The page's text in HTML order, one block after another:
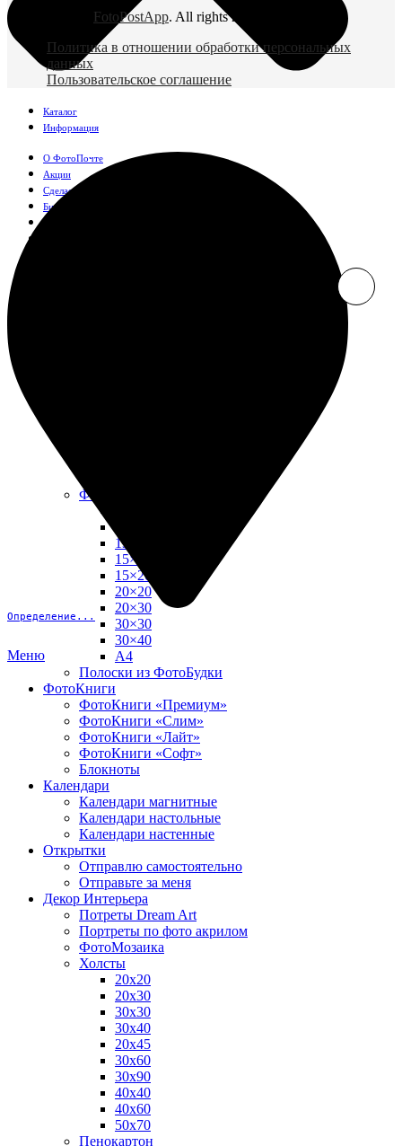
Определение...
Меню
FotoPostApp. All rights reserved
Политика в отношении обработки персональных
данных
Пользовательское соглашение
Каталог
Информация
О ФотоПочте
Акции
Сделаем за вас
Бизнесу
Фото в рамке
13×18
15×15
15×20
20×20
20×30
30×30
30×40
A4
Полоски из ФотоБудки
ФотоКниги
ФотоКниги «Премиум»
ФотоКниги «Слим»
ФотоКниги «Лайт»
ФотоКниги «Софт»
Блокноты
Календари
Календари магнитные
Календари настольные
Календари настенные
Открытки
Отправлю самостоятельно
Отправьте за меня
Декор Интерьера
Потреты Dream Art
Портреты по фото акрилом
ФотоМозаика
Холсты
20х20
20х30
30х30
30х40
20х45
30х60
30х90
40х40
40х60
50х70
Пенокартон